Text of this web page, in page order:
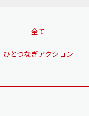
全て
ひとつなぎアクション